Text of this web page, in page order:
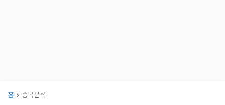
홈 종목분석